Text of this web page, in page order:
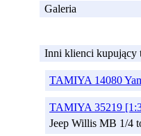
Galeria
Inni klienci kupujący
TAMIYA 14080
TAMIYA 35219
Jeep Willis MB 1/4